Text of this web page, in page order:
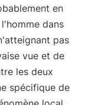
en
dans
pas
vue et de
les deux
spécifique de